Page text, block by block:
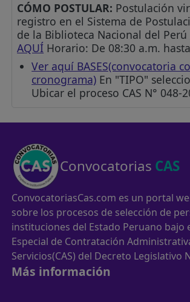
CÓMO POSTULAR: Postulación
registro en el Sistema de
de la Biblioteca Nacional del Perú
AQUÍ Horario: De 08:30 a.m.
Ver aquí BASES(convocatoria
cronograma) En "TIPO"
Ubicar el proceso CAS N° 048-
Convocatorias CAS
ConvocatoriasCas.com es un portal
sobre los procesos de selección de
instituciones del Estado Peruano bajo
Especial de Contratación
Servicios(CAS) del Decreto Legislativo
Más información